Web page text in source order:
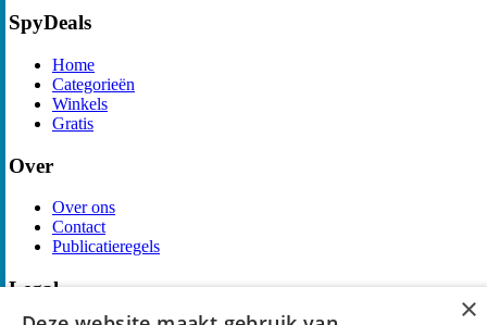
SpyDeals
Home
Categorieën
Winkels
Gratis
Over
Over ons
Contact
Publicatieregels
Legal
×